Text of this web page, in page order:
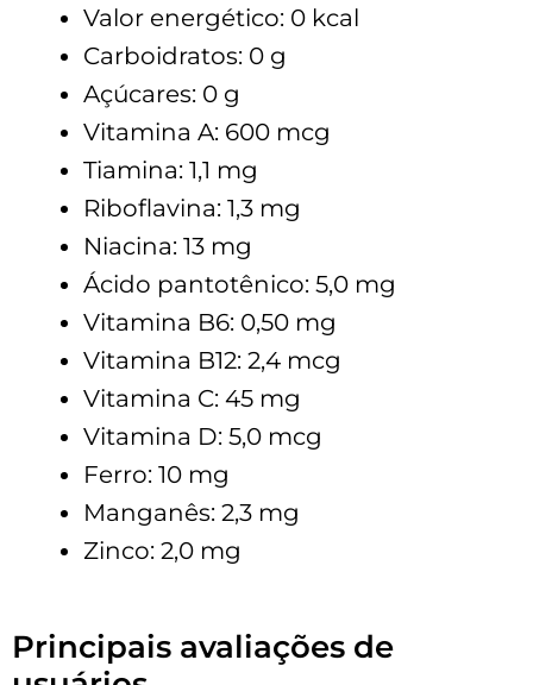
Valor energético: 0 kcal
Carboidratos: 0 g
Açúcares: 0 g
Vitamina A: 600 mcg
Tiamina: 1,1 mg
Riboflavina: 1,3 mg
Niacina: 13 mg
Ácido pantotênico: 5,0 mg
Vitamina B6: 0,50 mg
Vitamina B12: 2,4 mcg
Vitamina C: 45 mg
Vitamina D: 5,0 mcg
Ferro: 10 mg
Manganês: 2,3 mg
Zinco: 2,0 mg
Principais avaliações de